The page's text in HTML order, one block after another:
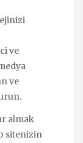
ve
ve
almak
sitenizin